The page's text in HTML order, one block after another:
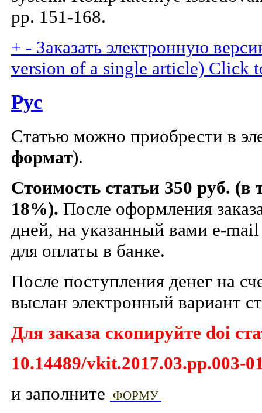
pp. 151-168.
+ - Заказать электронную
version of a single article) Click
Рус
Статью можно приобрести в
формат).
Стоимость статьи 350 руб.
18%). После оформления
дней, на указанный вами e-
для оплаты в банке.
После поступления денег на
выслан электронный вариант
Для заказа скопируйте doi
10.14489/vkit.2017.03.pp.003-
и заполните ФОРМУ